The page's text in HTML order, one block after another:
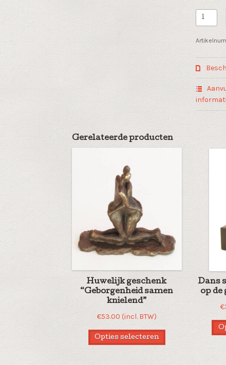
Sport
award
"Een
ovatie"
van
aantal
Gerelateerde producten
Huwelijk geschenk
“Geborgenheid samen
knielend”
€53.00 (incl. BTW)
Opties selecteren
Dans
op de
€